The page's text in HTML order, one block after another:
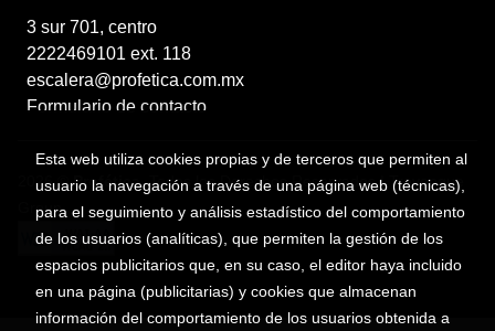
3 sur 701, centro
2222469101 ext. 118
escalera@profetica.com.mx
Formulario de contacto
2026 ©Profética. Todos los Derechos Reservados | Trevenque
Group
Esta web utiliza cookies propias y de terceros que permiten al
usuario la navegación a través de una página web (técnicas),
para el seguimiento y análisis estadístico del comportamiento
de los usuarios (analíticas), que permiten la gestión de los
espacios publicitarios que, en su caso, el editor haya incluido
en una página (publicitarias) y cookies que almacenan
información del comportamiento de los usuarios obtenida a